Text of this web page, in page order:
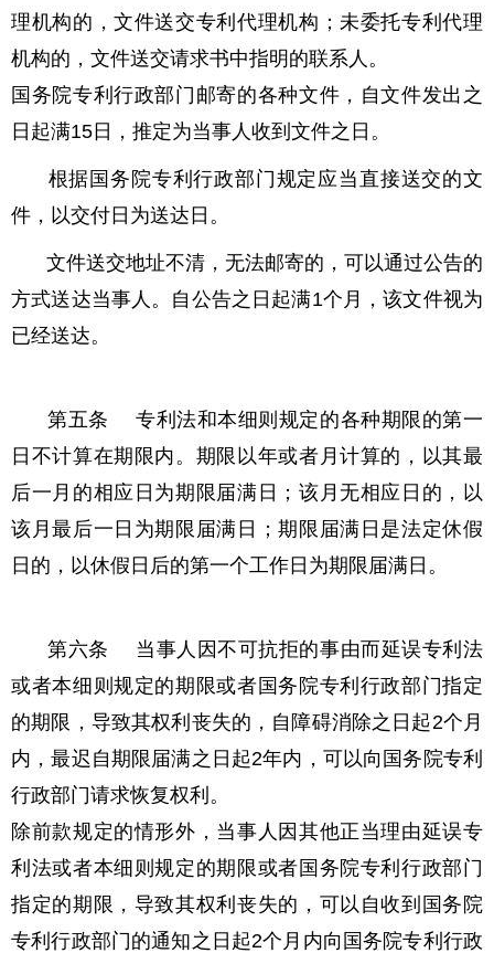
理机构的，文件送交专利代理机构；未委托专利代理
机构的，文件送交请求书中指明的联系人。
国务院专利行政部门邮寄的各种文件，自文件发出之
日起满15日，推定为当事人收到文件之日。
根据国务院专利行政部门规定应当直接送交的文
件，以交付日为送达日。
文件送交地址不清，无法邮寄的，可以通过公告的
方式送达当事人。自公告之日起满1个月，该文件视为
已经送达。
第五条 专利法和本细则规定的各种期限的第一
日不计算在期限内。期限以年或者月计算的，以其最
后一月的相应日为期限届满日；该月无相应日的，以
该月最后一日为期限届满日；期限届满日是法定休假
日的，以休假日后的第一个工作日为期限届满日。
第六条 当事人因不可抗拒的事由而延误专利法
或者本细则规定的期限或者国务院专利行政部门指定
的期限，导致其权利丧失的，自障碍消除之日起2个月
内，最迟自期限届满之日起2年内，可以向国务院专利
行政部门请求恢复权利。
除前款规定的情形外，当事人因其他正当理由延误专
利法或者本细则规定的期限或者国务院专利行政部门
指定的期限，导致其权利丧失的，可以自收到国务院
专利行政部门的通知之日起2个月内向国务院专利行政